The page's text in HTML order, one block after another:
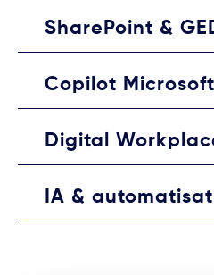
SharePoint &
Copilot Microsoft
Digital
IA &